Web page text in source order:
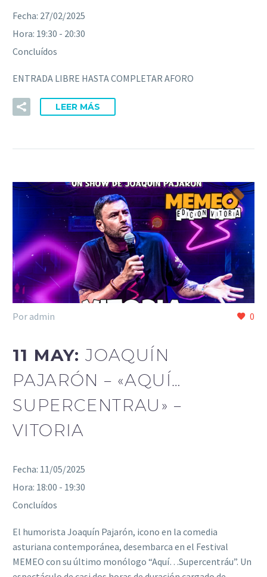
Fecha: 27/02/2025
Hora: 19:30 - 20:30
Concluídos
ENTRADA LIBRE HASTA COMPLETAR AFORO
LEER MÁS
0
Por admin
11 MAY:JOAQUÍN
PAJARÓN – «AQUÍ…
SUPERCENTRAU» –
VITORIA
Fecha: 11/05/2025
Hora: 18:00 - 19:30
Concluídos
El humorista Joaquín Pajarón, icono en la comedia
asturiana contemporánea, desembarca en el Festival
MEMEO con su último monólogo “Aquí…Supercentráu”. Un